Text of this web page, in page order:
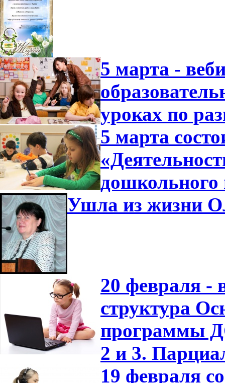
5 марта -
уроках по
5 марта
дошкольного
Ушла из жизни
20 февраля -
структура
программы
2 и 3.
19 февраля